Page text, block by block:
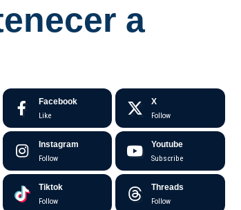
a
Facebook
Like
X
Follow
Instagram
Follow
Youtube
Subscribe
Tiktok
Follow
Threads
Follow